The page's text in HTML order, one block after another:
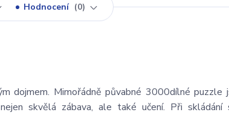
Hodnocení 0
dojmem. Mimořádně půvabné 3000dílné
skvělá zábava, ale také učení. Při